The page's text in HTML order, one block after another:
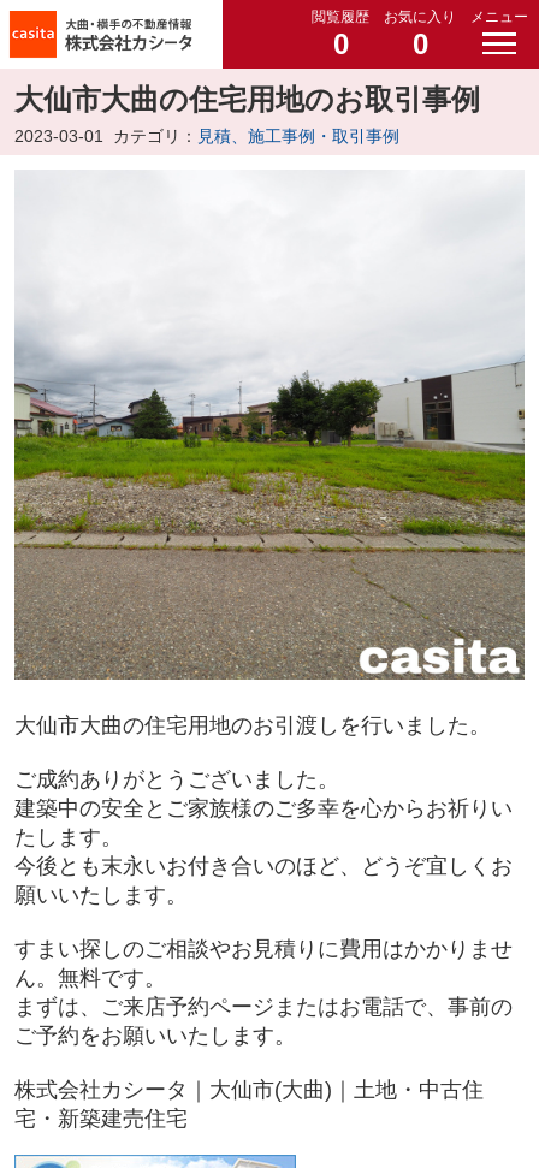
閲覧履歴
0
お気に入り
0
メニュー
大仙市大曲の住宅用地のお取引事例
2023-03-01 カテゴリ： 見積、施工事例・取引事例
大仙市大曲の住宅用地のお引渡しを行いました。
ご成約ありがとうございました。
建築中の安全とご家族様のご多幸を心からお祈りい
たします。
今後とも末永いお付き合いのほど、どうぞ宜しくお
願いいたします。
すまい探しのご相談やお見積りに費用はかかりませ
ん。無料です。
まずは、ご来店予約ページまたはお電話で、事前の
ご予約をお願いいたします。
株式会社カシータ｜大仙市(大曲)｜土地・中古住
宅・新築建売住宅